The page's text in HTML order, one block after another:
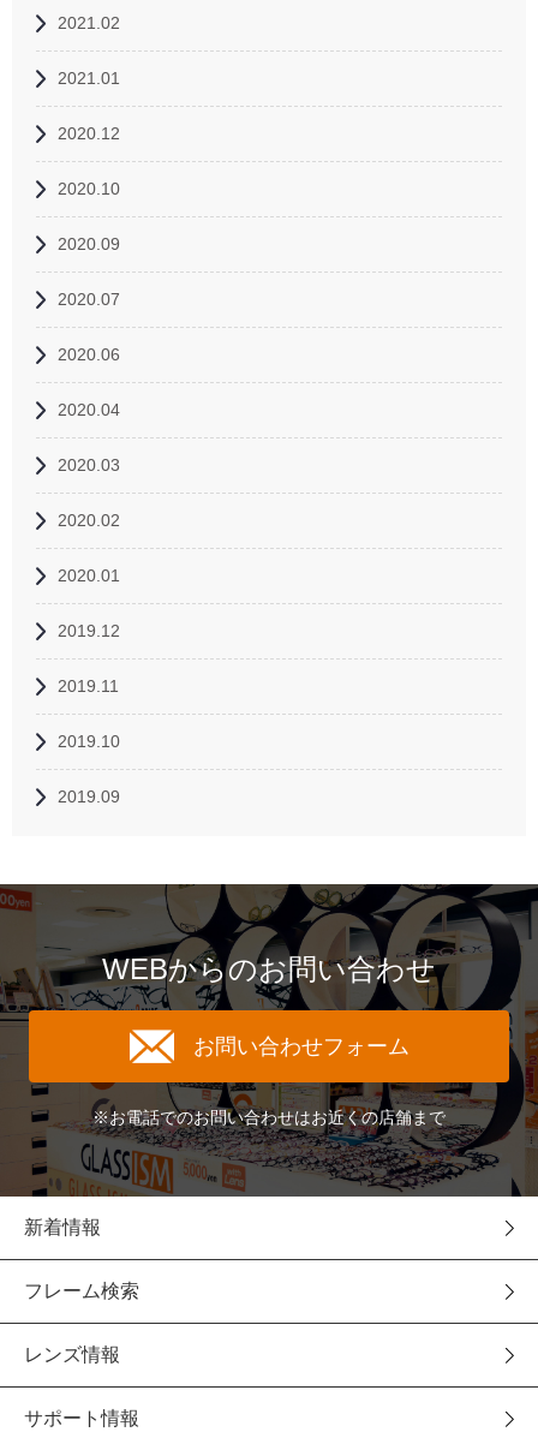
2021.02
2021.01
2020.12
2020.10
2020.09
2020.07
2020.06
2020.04
2020.03
2020.02
2020.01
2019.12
2019.11
2019.10
2019.09
WEBからのお問い合わせ
お問い合わせフォーム
※お電話でのお問い合わせはお近くの店舗まで
新着情報
フレーム検索
レンズ情報
サポート情報